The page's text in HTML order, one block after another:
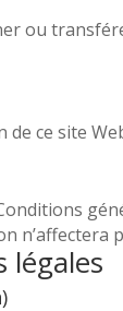
ou
ce site
légales